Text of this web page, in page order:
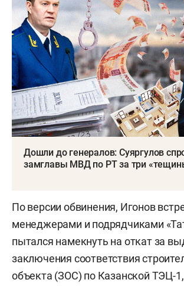
Дошли до генералов: Суяргулов
замглавы МВД по РТ за три
По версии обвинения, Игонов
менеджерами и подрядчиками
пытался намекнуть на откат за
заключения соответствия
объекта (ЗОС) по Казанской ТЭЦ-1,